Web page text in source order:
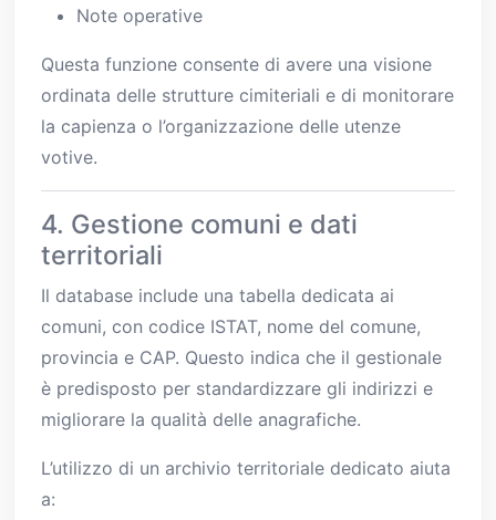
Note operative
Questa funzione consente di avere una visione
ordinata delle strutture cimiteriali e di monitorare
la capienza o l’organizzazione delle utenze
votive.
4. Gestione comuni e dati
territoriali
Il database include una tabella dedicata ai
comuni, con codice ISTAT, nome del comune,
provincia e CAP. Questo indica che il gestionale
è predisposto per standardizzare gli indirizzi e
migliorare la qualità delle anagrafiche.
L’utilizzo di un archivio territoriale dedicato aiuta
a: